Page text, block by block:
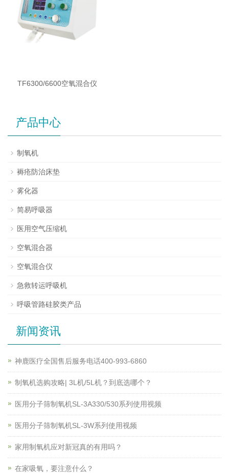
TF6300/6600空氧混合仪
产品中心
制氧机
褥疮防治床垫
雾化器
简易呼吸器
医用空气压缩机
空氧混合器
空氧混合仪
急救转运呼吸机
呼吸管路硅胶类产品
新闻资讯
神鹿医疗全国售后服务电话400-993-6860
制氧机选购攻略| 3L机/5L机？到底选哪个？
医用分子筛制氧机SL-3A330/530系列使用视频
医用分子筛制氧机SL-3W系列使用视频
家用制氧机应对新冠真的有用吗？
在家吸氧，要注意什么？